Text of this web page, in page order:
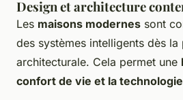
Design et architecture
Les maisons modernes sont
des systèmes intelligents dès
architecturale. Cela permet une
confort de vie et la